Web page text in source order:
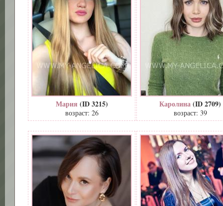
Мария (ID 3215)
возраст: 26
Каролина(ID 2709)
возраст: 39